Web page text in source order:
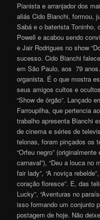
Pianista e arranjador dos
aliás Cido Bianchi, formou,
Sabá e o baterista Toninho,
Powell e acabou sendo
e Jair Rodrigues no show
sucesso. Cido Bianchi
em São Paulo, aos 79
organista. É o que mostra
seus amigos cultos e
“Show de órgão”. Lançado
Farroupilha, que pertencia
trabalho apresenta Bianchi
de cinema e séries de
telonas, foram pinçados os
“Orfeu negro”
carnaval”), “Deu a louca no
fair lady”, “A noviça
coração floresce”. E, das
Lucky”, “Aventuras no
isso formando um conjunto
postagem de hoje. Não